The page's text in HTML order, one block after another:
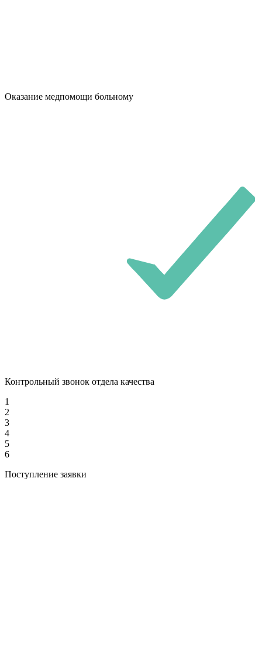
Оказание медпомощи больному
Контрольный звонок отдела качества
1
2
3
4
5
6
Поступление заявки